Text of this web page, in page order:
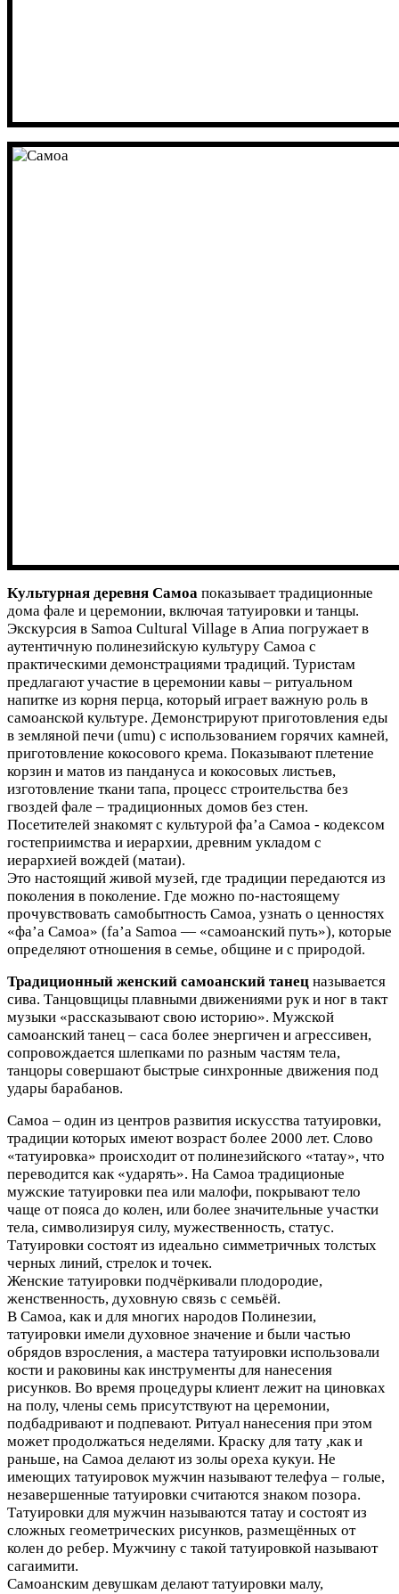
Культурная деревня Самоа показывает традиционные
дома фале и церемонии, включая татуировки и танцы.
Экскурсия в Samoa Cultural Village в Апиа погружает в
аутентичную полинезийскую культуру Самоа с
практическими демонстрациями традиций. Туристам
предлагают участие в церемонии кавы – ритуальном
напитке из корня перца, который играет важную роль в
самоанской культуре. Демонстрируют приготовления еды
в земляной печи (umu) с использованием горячих камней,
приготовление кокосового крема. Показывают плетение
корзин и матов из пандануса и кокосовых листьев,
изготовление ткани тапа, процесс строительства без
гвоздей фале – традиционных домов без стен.
Посетителей знакомят с культурой фа’а Самоа - кодексом
гостеприимства и иерархии, древним укладом с
иерархией вождей (матаи).
Это настоящий живой музей, где традиции передаются из
поколения в поколение. Где можно по-настоящему
прочувствовать самобытность Самоа, узнать о ценностях
«фа’а Самоа» (fa’a Samoa — «самоанский путь»), которые
определяют отношения в семье, общине и с природой.
Традиционный женский самоанский танец называется
сива. Танцовщицы плавными движениями рук и ног в такт
музыки «рассказывают свою историю». Мужской
самоанский танец – саса более энергичен и агрессивен,
сопровождается шлепками по разным частям тела,
танцоры совершают быстрые синхронные движения под
удары барабанов.
Самоа – один из центров развития искусства татуировки,
традиции которых имеют возраст более 2000 лет. Слово
«татуировка» происходит от полинезийского «татау», что
переводится как «ударять». На Самоа традиционые
мужские татуировки пеа или малофи, покрывают тело
чаще от пояса до колен, или более значительные участки
тела, символизируя силу, мужественность, статус.
Татуировки состоят из идеально симметричных толстых
черных линий, стрелок и точек.
Женские татуировки подчёркивали плодородие,
женственность, духовную связь с семьёй.
В Самоа, как и для многих народов Полинезии,
татуировки имели духовное значение и были частью
обрядов взросления, а мастера татуировки использовали
кости и раковины как инструменты для нанесения
рисунков. Во время процедуры клиент лежит на циновках
на полу, члены семь присутствуют на церемонии,
подбадривают и подпевают. Ритуал нанесения при этом
может продолжаться неделями. Краску для тату ,как и
раньше, на Самоа делают из золы ореха кукуи. Не
имеющих татуировок мужчин называют телефуа – голые,
незавершенные татуировки считаются знаком позора.
Татуировки для мужчин называются татау и состоят из
сложных геометрических рисунков, размещённых от
колен до ребер. Мужчину с такой татуировкой называют
сагаимити.
Самоанским девушкам делают татуировки малу,